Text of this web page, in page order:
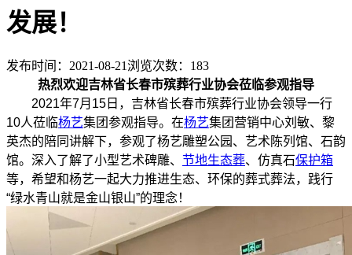
发展！
发布时间：2021-08-21 浏览次数： 183
热烈欢迎吉林省长春市殡葬行业协会莅临参观指导
2021年7月15日，吉林省长春市殡葬行业协会领导一行
10人莅临杨艺集团参观指导。在杨艺集团营销中心刘敏、黎
英杰的陪同讲解下，参观了杨艺雕塑公园、艺术陈列馆、石韵
馆。深入了解了小型艺术碑雕、 节地生态葬、仿真石保护箱
等，希望和杨艺一起大力推进生态、环保的葬式葬法，践行
“绿水青山就是金山银山”的理念！